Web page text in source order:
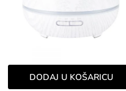
DODAJ U KOŠARICU